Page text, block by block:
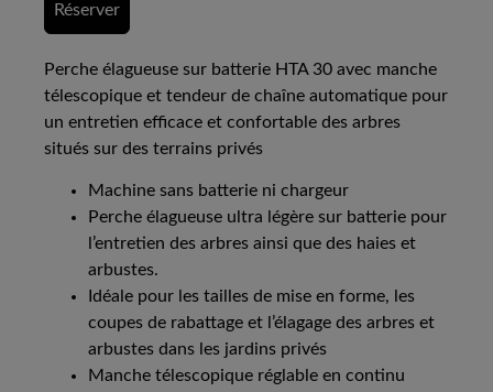
Réserver
Perche élagueuse sur batterie HTA 30 avec manche
télescopique et tendeur de chaîne automatique pour
un entretien efficace et confortable des arbres
situés sur des terrains privés
Machine sans batterie ni chargeur
Perche élagueuse ultra légère sur batterie pour
l’entretien des arbres ainsi que des haies et
arbustes.
Idéale pour les tailles de mise en forme, les
coupes de rabattage et l’élagage des arbres et
arbustes dans les jardins privés
Manche télescopique réglable en continu